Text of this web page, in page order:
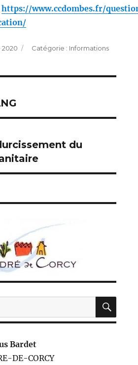
https://www.ccdombes.fr/
2020 Catégories
Informations
du
Bardet
DE-CORCY